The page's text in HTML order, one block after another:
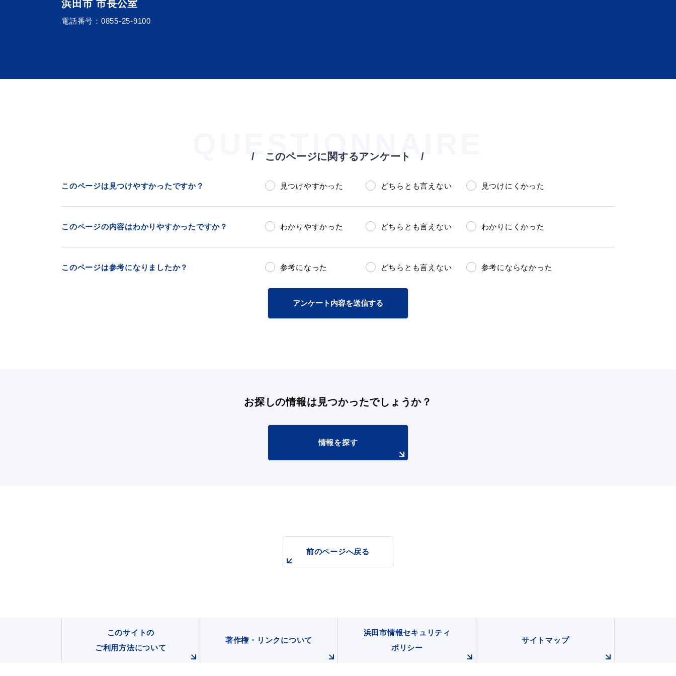
浜田市 市長公室
電話番号： 0855-25-9100
QUESTIONNAIRE
このページに関するアンケート
このページは見つけやすかったですか？ 見つけやすかった どちらとも言えない 見つけにくかった
このページの内容はわかりやすかったですか？ わかりやすかった どちらとも言えない わかりにくかった
このページは参考になりましたか？ 参考になった どちらとも言えない 参考にならなかった
アンケート内容を送信する
お探しの情報は 見つかったでしょうか？
情報を探す
前のページへ戻る
このサイトの
ご利用方法について
著作権・リンクについて
浜田市情報セキュリティ
ポリシー
サイトマップ